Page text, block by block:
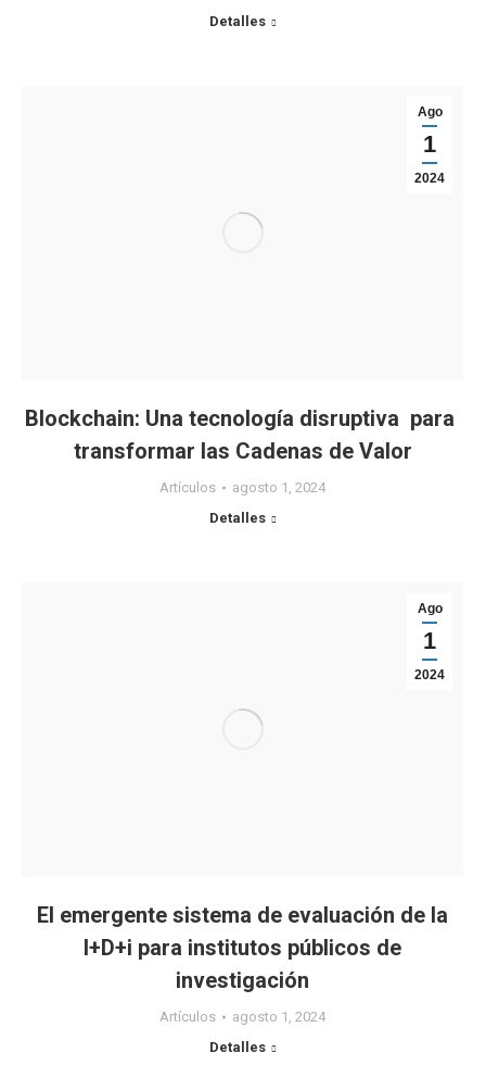
Detalles
Ago
1
2024
Blockchain: Una tecnología disruptiva para
transformar las Cadenas de Valor
Artículos
agosto 1, 2024
Detalles
Ago
1
2024
El emergente sistema de evaluación de la
I+D+i para institutos públicos de
investigación
Artículos
agosto 1, 2024
Detalles